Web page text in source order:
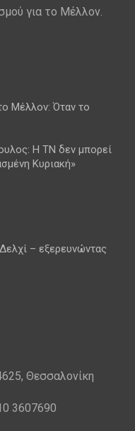
για το Μέλλον.
Μέλλον: Όταν το
Η ΤΝ δεν μπορεί
Κυριακή»
– εξερευνώντας
Θεσσαλονίκη
3607690